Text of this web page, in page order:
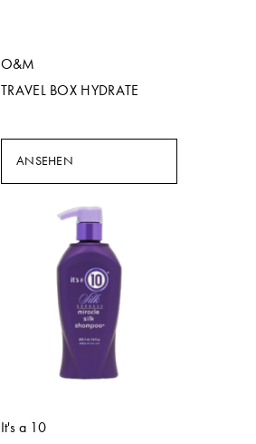
O&M
TRAVEL BOX HYDRATE
ANSEHEN
It's a 10